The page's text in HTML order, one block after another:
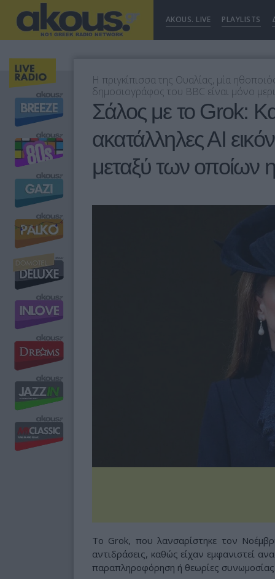
AKOUS. LIVE PLAYLISTS
Η πριγκίπισσα της Ουαλίας, μία
δημοσιογράφος του BBC είναι μόνο
Σάλος με το Grok:
ακατάλληλες ΑΙ
μεταξύ των οποίων η
Το Grok, που λανσαρίστηκε τον
αντιδράσεις, καθώς είχαν εμφανιστεί
παραπληροφόρηση ή θεωρίες